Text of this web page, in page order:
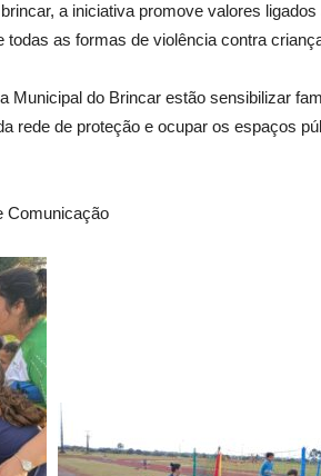
a iniciativa promove valores
todas as formas de violência contra
Municipal do Brincar estão sensibilizar
rede de proteção e ocupar os espaços
Comunicação